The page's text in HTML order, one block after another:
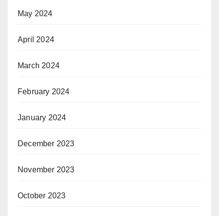
May 2024
April 2024
March 2024
February 2024
January 2024
December 2023
November 2023
October 2023